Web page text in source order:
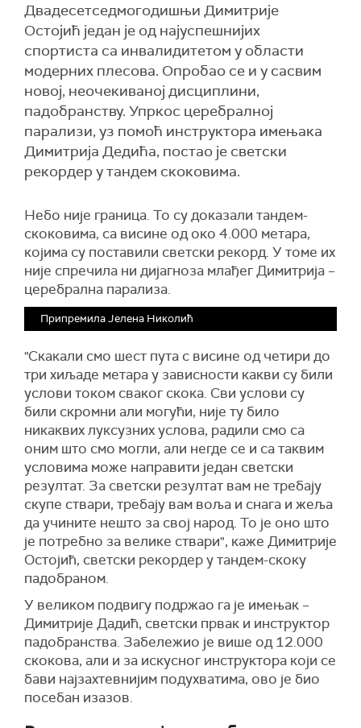
Двадесетседмогодишњи Димитрије
Остојић један је од најуспешнијих
спортиста са инвалидитетом у области
модерних плесова. Опробао се и у сасвим
новој, неочекиваној дисциплини,
падобранству. Упркос церебралној
парализи, уз помоћ инструктора имењака
Димитрија Дедића, постао је светски
рекордер у тандем скоковима.
Небо није граница. То су доказали тандем-
скоковима, са висине од око 4.000 метара,
којима су поставили светски рекорд. У томе их
није спречила ни дијагноза млађег Димитрија –
церебрална парализа.
Припремила Јелена Николић
"Скакали смо шест пута с висине од четири до
три хиљаде метара у зависности какви су били
услови током сваког скока. Сви услови су
били скромни али могући, није ту било
никаквих луксузних услова, радили смо са
оним што смо могли, али негде се и са таквим
условима може направити један светски
резултат. За светски резултат вам не требају
скупе ствари, требају вам воља и снага и жеља
да учините нешто за свој народ. То је оно што
је потребно за велике ствари", каже Димитрије
Остојић, светски рекордер у тандем-скоку
падобраном.
У великом подвигу подржао га је имењак –
Димитрије Дадић, светски првак и инструктор
падобранства. Забележио је више од 12.000
скокова, али и за искусног инструктора који се
бави најзахтевнијим подухватима, ово је био
посебан изазов.